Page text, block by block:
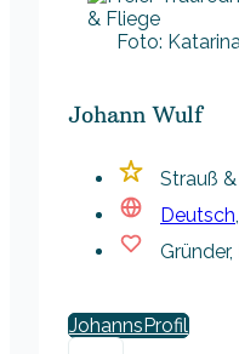
Foto:
Johann Wulf
Strauß
Deutsch,
Johanns